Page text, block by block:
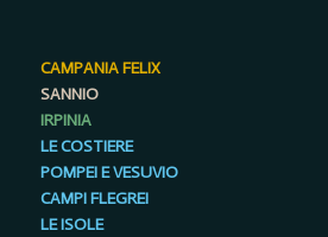
CAMPANIA FELIX
SANNIO
IRPINIA
LE COSTIERE
POMPEI E VESUVIO
CAMPI FLEGREI
LE ISOLE